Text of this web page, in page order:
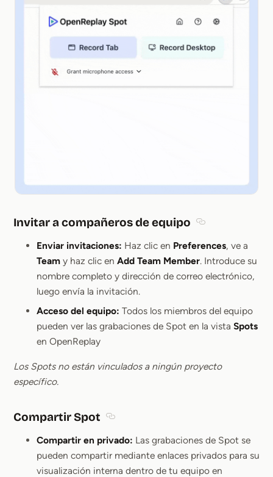
Invitar a compañeros de equipo
Enviar invitaciones: Haz clic en Preferences, ve a
Team y haz clic en Add Team Member. Introduce su
nombre completo y dirección de correo electrónico,
luego envía la invitación.
Acceso del equipo: Todos los miembros del equipo
pueden ver las grabaciones de Spot en la vista Spots
en OpenReplay
Los Spots no están vinculados a ningún proyecto
específico.
Compartir Spot
Compartir en privado: Las grabaciones de Spot se
pueden compartir mediante enlaces privados para su
visualización interna dentro de tu equipo en